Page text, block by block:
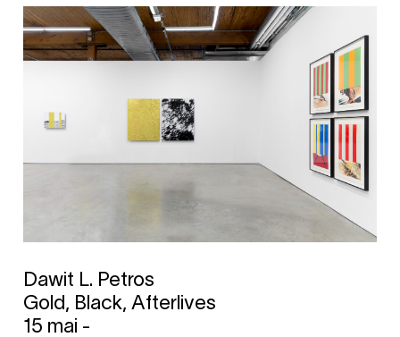
Dawit L. Petros
Gold, Black, Afterlives
15 mai -